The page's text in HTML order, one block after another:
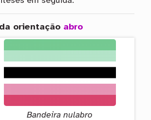
orientação abro
Bandeira nulabro